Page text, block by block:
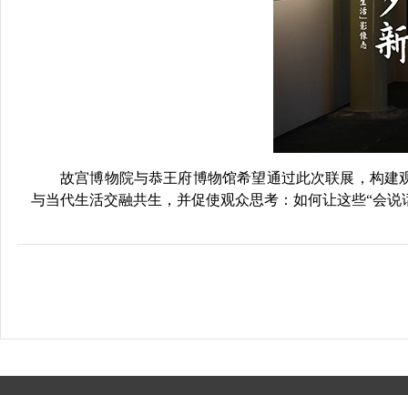
故宫博物院与恭王府博物馆希望通过此次联展，构
与当代生活交融共生，并促使观众思考：如何让这些“会说